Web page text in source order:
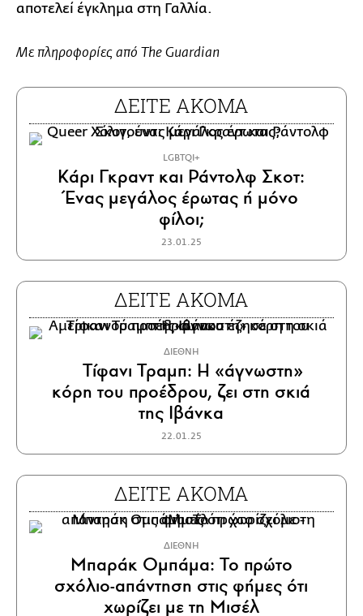
αποτελεί έγκλημα στη Γαλλία.
Με πληροφορίες από The Guardian
ΔΕΙΤΕ ΑΚΟΜΑ
LGBTQI+
Κάρι Γκραντ και Ράντολφ Σκοτ:
Ένας μεγάλος έρωτας ή μόνο
φίλοι;
23.01.25
ΔΕΙΤΕ ΑΚΟΜΑ
ΔΙΕΘΝΗ
Τίφανι Τραμπ: Η «άγνωστη»
κόρη του προέδρου, ζει στη σκιά
της Ιβάνκα
22.01.25
ΔΕΙΤΕ ΑΚΟΜΑ
ΔΙΕΘΝΗ
Μπαράκ Ομπάμα: Το πρώτο
σχόλιο-απάντηση στις φήμες ότι
χωρίζει με τη Μισέλ